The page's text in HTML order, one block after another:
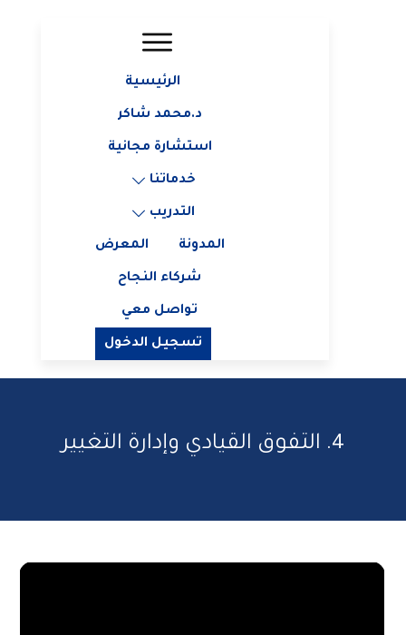
الرئيسية
د.محمد شاكر
استشارة مجانية
خدماتنا
التدريب
المدونة المعرض
شركاء النجاح
تواصل معي
تسجيل الدخول